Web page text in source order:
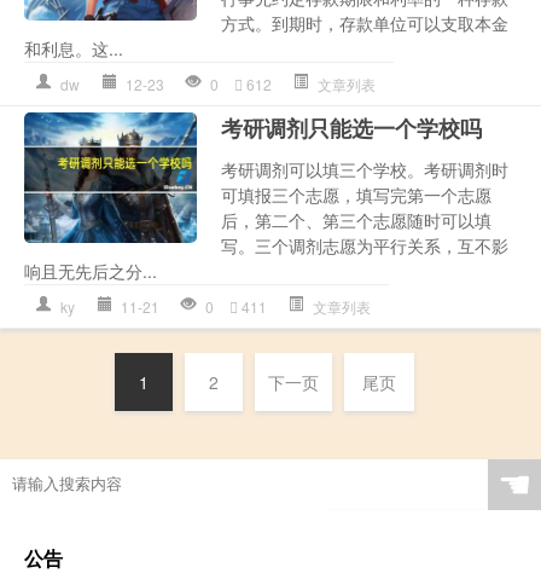
方式。到期时，存款单位可以支取本金
和利息。这...
dw 12-23 0 612 文章列表
考研调剂只能选一个学校吗
考研调剂可以填三个学校。考研调剂时
可填报三个志愿，填写完第一个志愿
后，第二个、第三个志愿随时可以填
写。三个调剂志愿为平行关系，互不影
响且无先后之分...
ky 11-21 0 411 文章列表
1 2 下一页 尾页
☚
公告